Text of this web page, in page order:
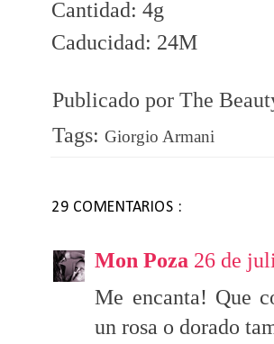
Cantidad: 4g
Caducidad: 24M
Publicado porThe
Tags:Giorgio Armani
29 COMENTARIOS :
Mon Poza 26 de
Me encanta! Que
un rosa o dorado